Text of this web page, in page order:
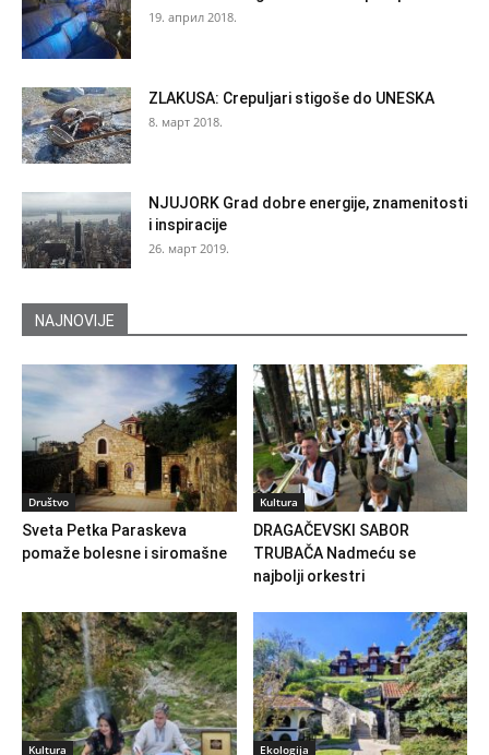
19. април 2018.
ZLAKUSA: Crepuljari stigoše do UNESKA
8. март 2018.
NJUJORK Grad dobre energije, znamenitosti
i inspiracije
26. март 2019.
NAJNOVIJE
Društvo
Sveta Petka Paraskeva
pomaže bolesne i siromašne
Kultura
DRAGAČEVSKI SABOR
TRUBAČA Nadmeću se
najbolji orkestri
Kultura Ekologija